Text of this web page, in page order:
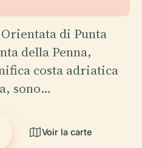
di Punta
della Penna,
costa adriatica
sono…
Voir la carte